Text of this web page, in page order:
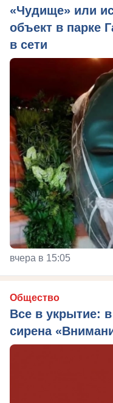
«Чудище» или
объект в парке
в сети
вчера в 15:05
Общество
Все в укрытие:
сирена